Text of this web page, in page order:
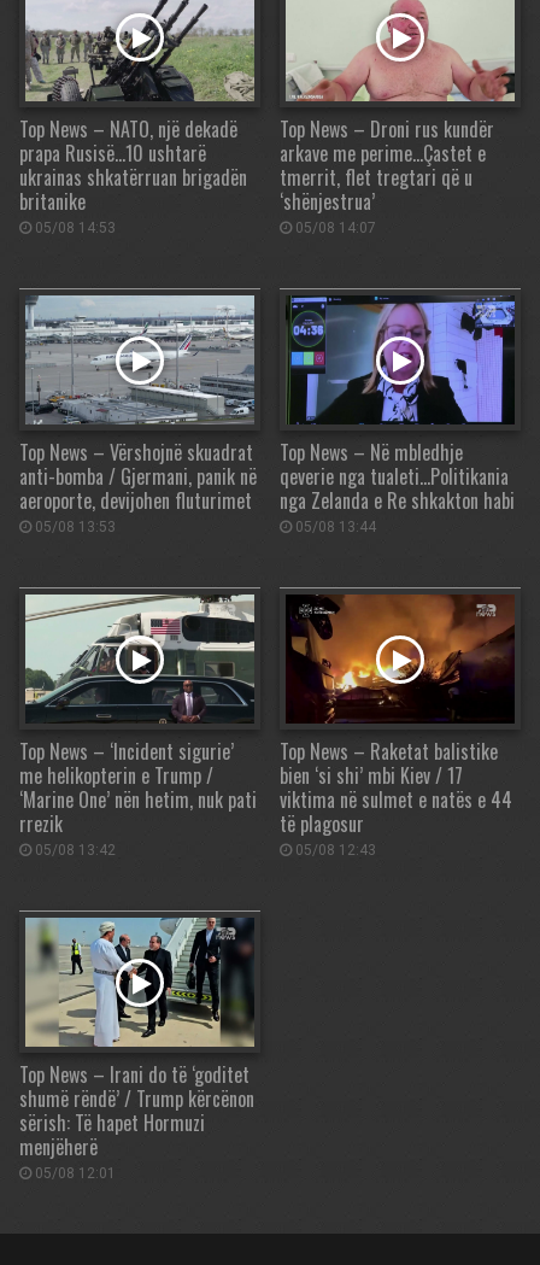
Top News – NATO, një dekadë
prapa Rusisë…10 ushtarë
ukrainas shkatërruan brigadën
britanike
05/08 14:53
Top News – Droni rus kundër
arkave me perime…Çastet e
tmerrit, flet tregtari që u
‘shënjestrua’
05/08 14:07
Top News – Vërshojnë skuadrat
anti-bomba / Gjermani, panik në
aeroporte, devijohen fluturimet
05/08 13:53
Top News – Në mbledhje
qeverie nga tualeti…Politikania
nga Zelanda e Re shkakton habi
05/08 13:44
Top News – ‘Incident sigurie’
me helikopterin e Trump /
‘Marine One’ nën hetim, nuk pati
rrezik
05/08 13:42
Top News – Raketat balistike
bien ‘si shi’ mbi Kiev / 17
viktima në sulmet e natës e 44
të plagosur
05/08 12:43
Top News – Irani do të ‘goditet
shumë rëndë’ / Trump kërcënon
sërish: Të hapet Hormuzi
menjëherë
05/08 12:01